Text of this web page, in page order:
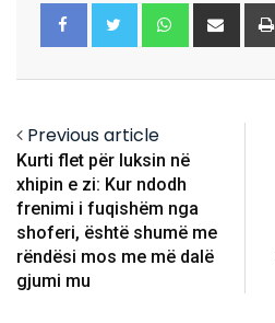
Whatsapp
Share
via
Previous article
Kurti flet për luksin në
xhipin e zi: Kur ndodh
frenimi i fuqishëm nga
shoferi, është shumë me
rëndësi mos me më dalë
gjumi mu